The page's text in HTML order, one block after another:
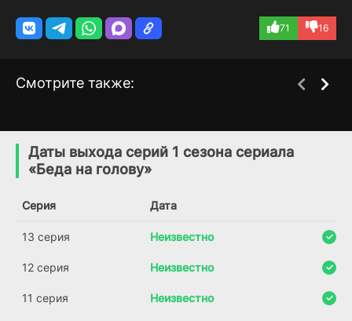
71 16
Смотрите также:
Даты выхода серий 1 сезона сериала
«Беда на голову»
Серия Дата
13 серия Неизвестно
12 серия Неизвестно
11 серия Неизвестно